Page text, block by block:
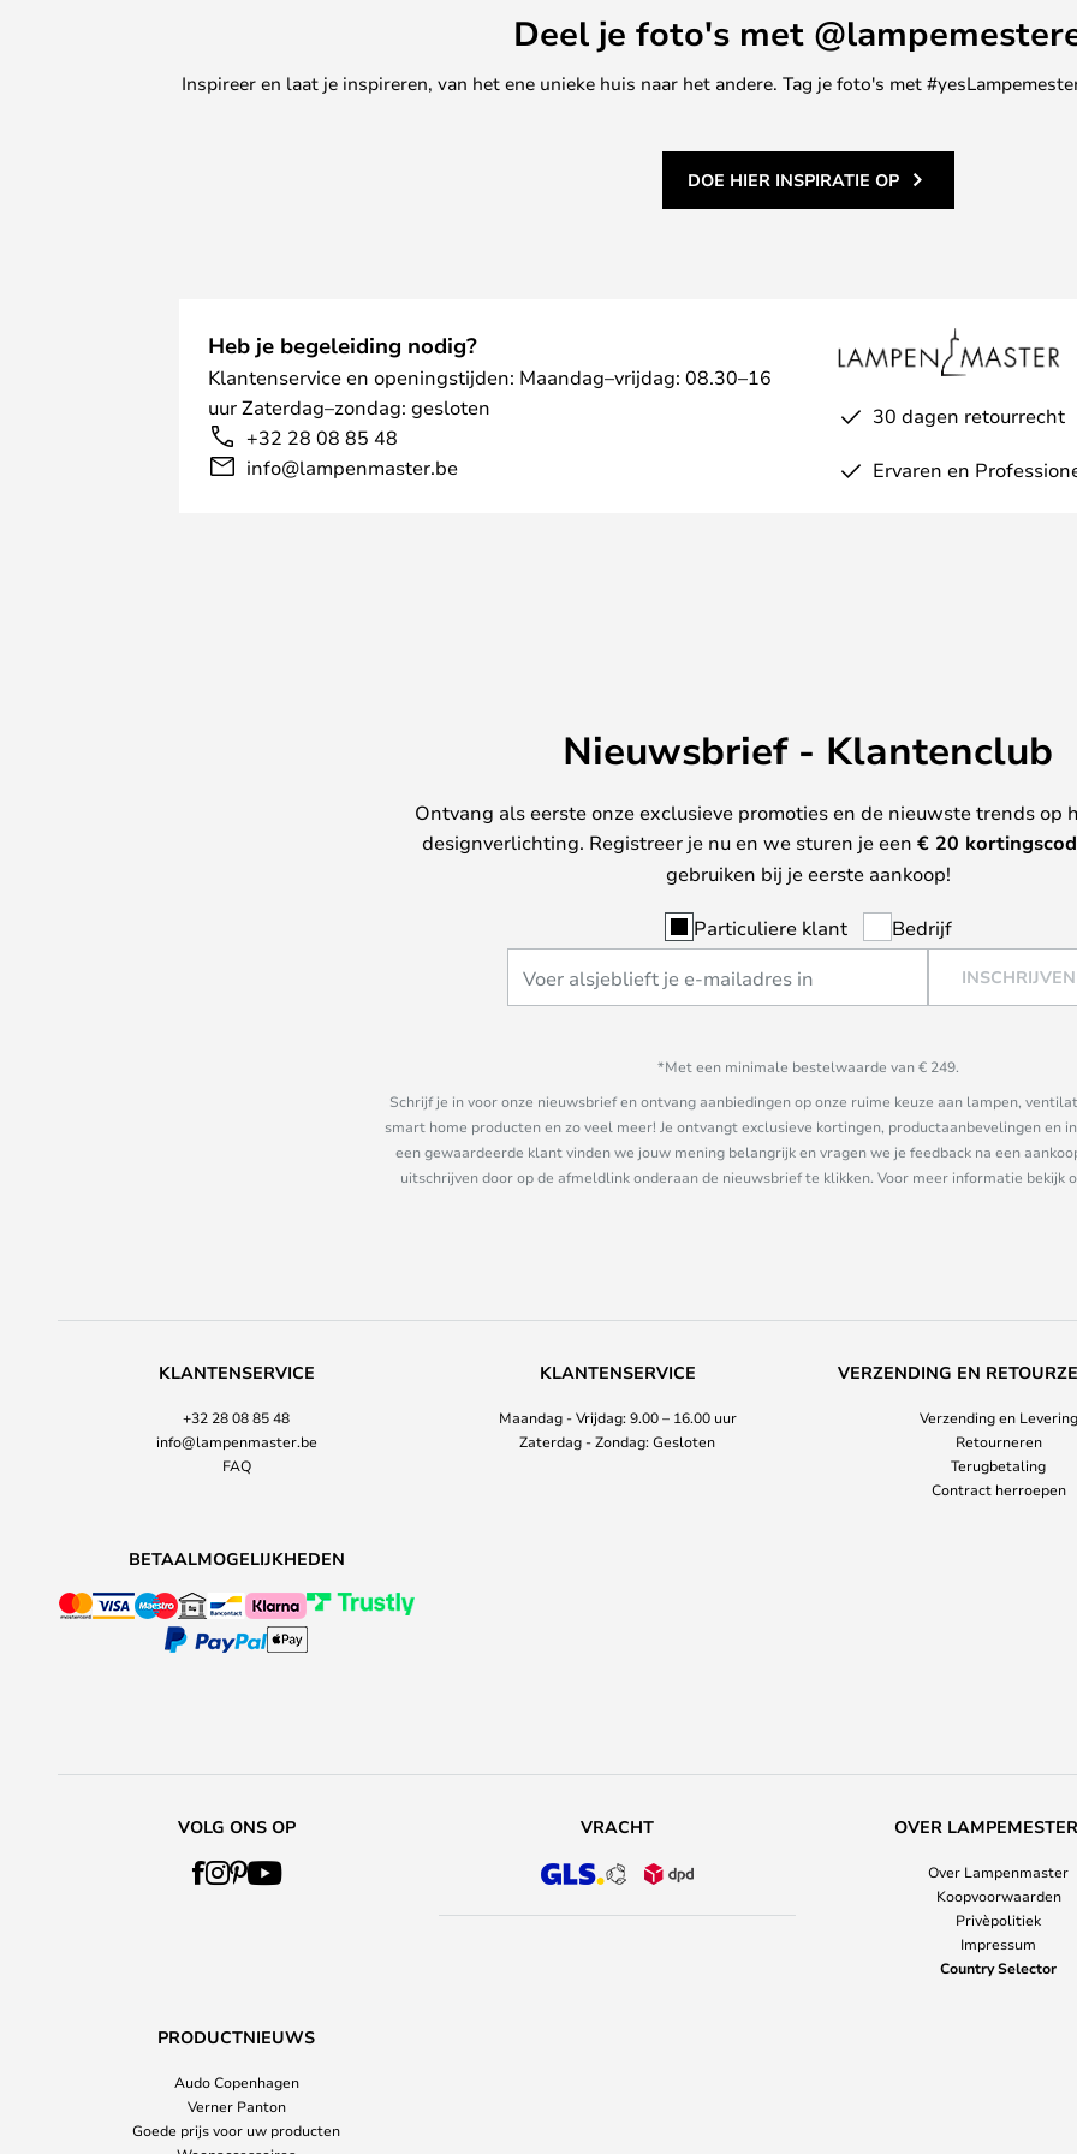
Deel je foto's met
Inspireer en laat je inspireren, van het ene unieke huis naar het andere. Tag je foto's met
DOE HIER INSPIRATIE OP
Heb je begeleiding nodig?
Klantenservice en openingstijden: Maandag–vrijdag: 08.30–16
uur Zaterdag–zondag: gesloten
+32 28 08 85 48
info@lampenmaster.be
30 dagen retourrecht
Ervaren en
Nieuwsbrief - Klantenclub
Ontvang als eerste onze exclusieve promoties en de nieuwste trends op
designverlichting. Registreer je nu en we sturen je een € 20
gebruiken bij je eerste aankoop!
Particuliere klant Bedrijf
INSCHRIJVEN
*Met een minimale bestelwaarde van € 249.
Schrijf je in voor onze nieuwsbrief en ontvang aanbiedingen op onze ruime keuze aan lampen,
smart home producten en zo veel meer! Je ontvangt exclusieve kortingen, productaanbevelingen en
een gewaardeerde klant vinden we jouw mening belangrijk en vragen we je feedback na een
uitschrijven door op de afmeldlink onderaan de nieuwsbrief te klikken. Voor meer informatie bekijk
KLANTENSERVICE
+32 28 08 85 48
info@lampenmaster.be
FAQ
KLANTENSERVICE
Maandag - Vrijdag: 9.00 – 16.00 uur
Zaterdag - Zondag: Gesloten
VERZENDING EN
Verzending en Levering
Retourneren
Terugbetaling
Contract herroepen
BETAALMOGELIJKHEDEN
VOLG ONS OP VRACHT OVER
Over Lampenmaster
Koopvoorwaarden
Privèpolitiek
Impressum
Country Selector
PRODUCTNIEUWS
Audo Copenhagen
Verner Panton
Goede prijs voor uw producten